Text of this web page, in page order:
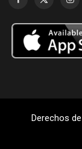
Derechos